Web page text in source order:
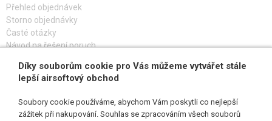
Přehled objednávek
Storno objednávky
Časté otázky
Návod na řešení poruch
PŘIHLAŠ SE K ODBĚRU
Díky souborům cookie pro Vás můžeme vytvářet stále
lepší airsoftový obchod
Soubory cookie používáme, abychom Vám poskytli co nejlepší
zážitek při nakupování. Souhlas se zpracováním všech souborů